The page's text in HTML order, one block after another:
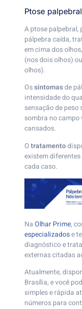
Ptose palpebral
A ptose
pálpebra caída,
em cima dos
(nos dois olhos)
olhos).
Ossintomasde
intensidade do
sensação de
sombra no
cansados.
Otratamento
existem
cada caso.
NaOlhar Prime,
especializadose
diagnóstico e
externas citadas
Atualmente,
Brasília, e você
simples e rápida
números para